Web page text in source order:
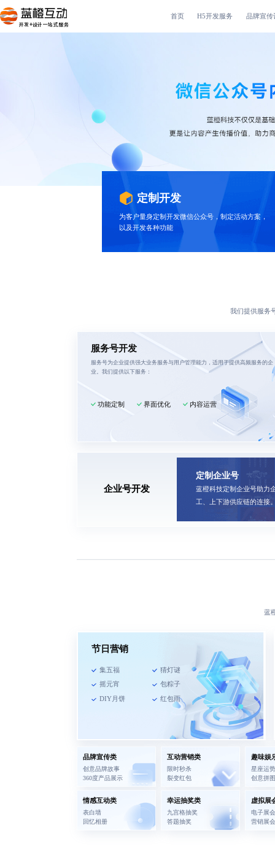
开发+设计一站式服务
首页 H5开发服务 品牌宣传
定制开发
为客户量身定制开发微信公众号，制定活动方案，
以及开发各种功能
我们提供服务
服务号开发
服务号为企业提供强大业务服务与用户管理能力，适用于提供高频服务的企
业。我们提供以下服务：
功能定制 界面优化 内容运营
企业号开发
定制企业号
蓝橙科技定制企业号助力
工、上下游供应链的连接
蓝
节日营销
集五福
猜灯谜
摇元宵
包粽子
DIY月饼
红包雨
品牌宣传类
创意品牌故事
360度产品展示
互动营销类
限时秒杀
裂变红包
趣味娱
星座运
创意拼
情感互动类
表白墙
回忆相册
幸运抽奖类
九宫格抽奖
答题抽奖
虚拟展
电子展会
营销展会